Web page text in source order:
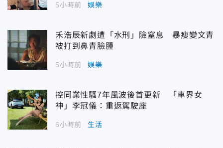
5小時前 娛樂
禾浩辰新劇遭「水刑」險窒息 暴瘦變文青
被打到鼻青臉腫
5小時前 娛樂
控同業性騷7年風波後首更新 「車界女
神」李冠儀：重返駕駛座
6小時前 生活